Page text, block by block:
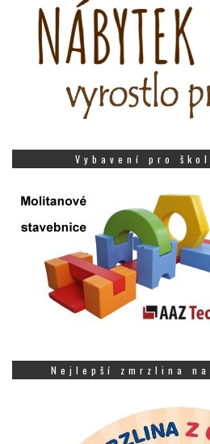
Vybavení pro
Nejlepší zmrzlina na